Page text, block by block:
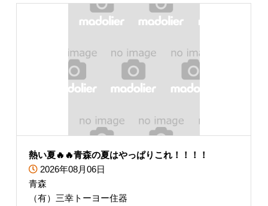
熱い夏🔥🔥青森の夏はやっぱりこれ！！！！
2026年08月06日
青森
（有）三幸トーヨー住器